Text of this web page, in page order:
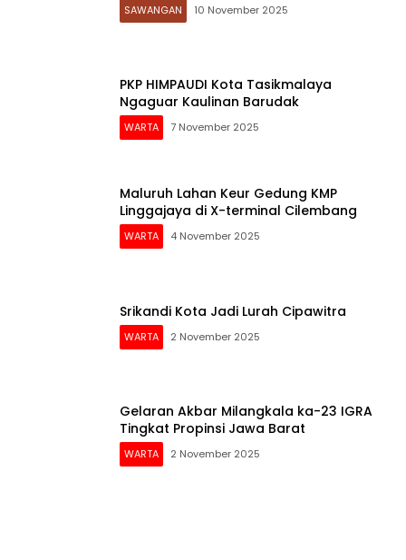
SAWANGAN 10 November 2025
PKP HIMPAUDI Kota Tasikmalaya
Ngaguar Kaulinan Barudak
WARTA 7 November 2025
Maluruh Lahan Keur Gedung KMP
Linggajaya di X-terminal Cilembang
WARTA 4 November 2025
Srikandi Kota Jadi Lurah Cipawitra
WARTA 2 November 2025
Gelaran Akbar Milangkala ka-23 IGRA
Tingkat Propinsi Jawa Barat
WARTA 2 November 2025